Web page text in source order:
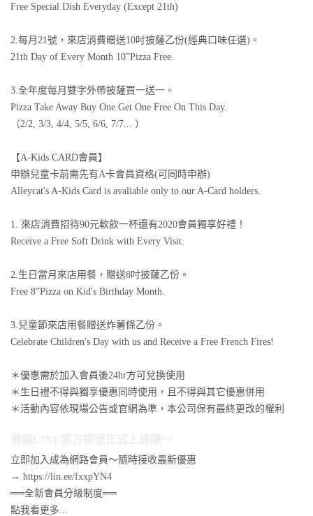
Free Special Dish Everyday (Except 21th)
2.每月21號，來店消費贈送10吋披薩乙份(經典口味任選)。
21th Day of Every Month 10”Pizza Free.
3.全年度每月雙字外帶披薩買一送一。
Pizza Take Away Buy One Get One Free On This Day.
（2/2, 3/3, 4/4, 5/5, 6/6, 7/7... ）
【A-Kids CARD會員】
申辦兒童卡前需先有A卡會員資格(可同時申辦)
Alleycat's A-Kids Card is avaliable only to our A-Card holders.
1. 來店消費招待90元軟飲一杯還有2020會員獨享好禮！
Receive a Free Soft Drink with Every Visit.
2.生日當月來店用餐，贈送8吋披薩乙份。
Free 8”Pizza on Kid's Birthday Month.
3.兒童節來店用餐贈送炸薯條乙份。
Celebrate Children's Day with us and Receive a Free French Fires!
＊優惠需於加入會員後24hr方可兌換使用
＊生日禮不得與獨享優惠同時使用，且不得與其它優惠併用
＊活動內容依現場公告或官網為準，本公司保有最終更改的權利
立即加入成為網路會員～隨時接收最新優惠
→ https://lin.ee/fxxpYN4
══全新會員分級制度══
點我看更多...